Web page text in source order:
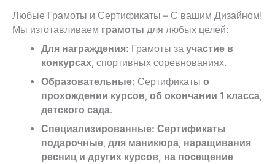
Любые Грамоты и Сертификаты – С вашим Дизайном!
Мы изготавливаем грамоты для любых целей:
Для награждения: Грамоты за участие в
конкурсах, спортивных соревнованиях.
Образовательные: Сертификаты о
прохождении курсов, об окончании 1 класса,
детского сада.
Специализированные: Сертификаты
подарочные, для маникюра, наращивания
ресниц и других курсов, на посещение